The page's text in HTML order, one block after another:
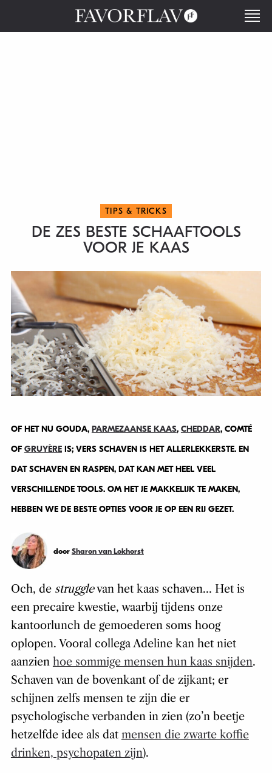
TIPS & TRICKS
DE ZES BESTE SCHAAFTOOLS
VOOR JE KAAS
OF HET NU GOUDA, PARMEZAANSE KAAS, CHEDDAR, COMTÉ
OFGRUYÈREIS; VERS SCHAVEN IS HET ALLERLEKKERSTE. EN
DAT SCHAVEN EN RASPEN, DAT KAN MET HEEL VEEL
VERSCHILLENDE TOOLS. OM HET JE MAKKELIJK TE MAKEN,
HEBBEN WE DE BESTE OPTIES VOOR JE OP EEN RIJ GEZET.
door Sharon van Lokhorst
Och, de strugglevan het kaas schaven… Het is
een precaire kwestie, waarbij tijdens onze
kantoorlunch de gemoederen soms hoog
oplopen. Vooral collega Adeline kan het niet
aanzien hoe sommige mensen hun kaas snijden.
Schaven van de bovenkant of de zijkant; er
schijnen zelfs mensen te zijn die er
psychologische verbanden in zien (zo’n beetje
hetzelfde idee als dat mensen die zwarte koffie
drinken, psychopaten zijn).